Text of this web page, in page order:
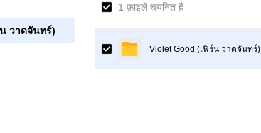
วาดจันทร์)
1 फ़ाइलें चयनित हैं
Violet Good (เฟิร์น วาดจันทร์)